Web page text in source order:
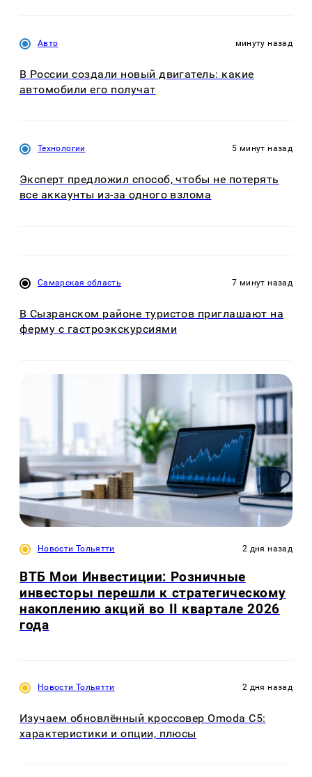
Авто минуту назад
В России создали новый двигатель: какие
автомобили его получат
Технологии 5 минут назад
Эксперт предложил способ, чтобы не потерять
все аккаунты из-за одного взлома
Самарская область 7 минут назад
В Сызранском районе туристов приглашают на
ферму с гастроэкскурсиями
Новости Тольятти 2 дня назад
ВТБ Мои Инвестиции: Розничные
инвесторы перешли к стратегическому
накоплению акций во II квартале 2026
года
Новости Тольятти 2 дня назад
Изучаем обновлённый кроссовер Omoda C5:
характеристики и опции, плюсы